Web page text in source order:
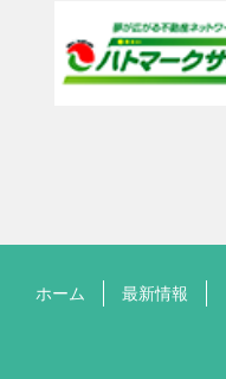
ホーム 最新情報